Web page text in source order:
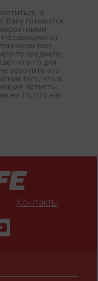
а
Баку готовится
от
поп-
то среднего,
что-то для
захотите это
того, что в
артисты.
на то, что нас
Контакты